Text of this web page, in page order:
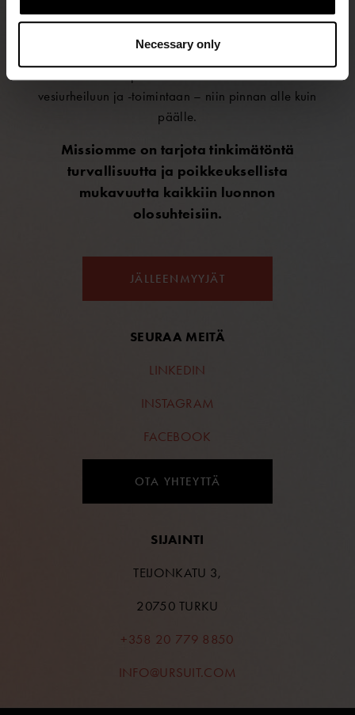
Necessary only
JÄLLEENMYYJÄT
SEURAA MEITÄ
LINKEDIN
INSTAGRAM
FACEBOOK
Vuonna 1964 perustettu Ursuit on suomalainen
kuivapukuja maailman vaativimpiin olosuhteisiin.
Ursuit®-kuivapuvut soveltuvat kaikenlaiseen
vesiurheiluun ja -toimintaan – niin pinnan alle kuin
päälle.
Missiomme on tarjota tinkimätöntä
turvallisuutta ja poikkeuksellista
mukavuutta kaikkiin luonnon
olosuhteisiin.
OTA YHTEYTTÄ
SIJAINTI
TEIJONKATU 3,
20750 TURKU
+358 20 779 8850
INFO@URSUIT.COM